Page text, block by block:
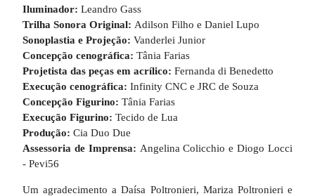
Iluminador: Leandro Gass
Trilha Sonora Original: Adilson Filho e Daniel Lupo
Sonoplastia e Projeção: Vanderlei Junior
Concepção cenográfica: Tânia Farias
Projetista das peças em acrílico: Fernanda di Benedetto
Execução cenográfica: Infinity CNC e JRC de Souza
Concepção Figurino: Tânia Farias
Execução Figurino: Tecido de Lua
Produção: Cia Duo Due
Assessoria de Imprensa: Angelina Colicchio e Diogo Locci
- Pevi56
Um agradecimento a Daísa Poltronieri, Mariza Poltronieri e